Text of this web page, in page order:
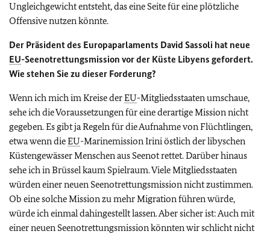
Ungleichgewicht entsteht, das eine Seite für eine plötzliche
Offensive nutzen könnte.
Der Präsident des Europaparlaments David Sassoli hat neue
EU-Seenotrettungsmission vor der Küste Libyens gefordert.
Wie stehen Sie zu dieser Forderung?
Wenn ich mich im Kreise derEU-Mitgliedsstaaten umschaue,
sehe ich die Voraussetzungen für eine derartige Mission nicht
gegeben. Es gibt ja Regeln für die Aufnahme von Flüchtlingen,
etwa wenn dieEU-Marinemission Irini östlich der libyschen
Küstengewässer Menschen aus Seenot rettet. Darüber hinaus
sehe ich in Brüssel kaum Spielraum. Viele Mitgliedsstaaten
würden einer neuen Seenotrettungsmission nicht zustimmen.
Ob eine solche Mission zu mehr Migration führen würde,
würde ich einmal dahingestellt lassen. Aber sicher ist: Auch mit
einer neuen Seenotrettungsmission könnten wir schlicht nicht